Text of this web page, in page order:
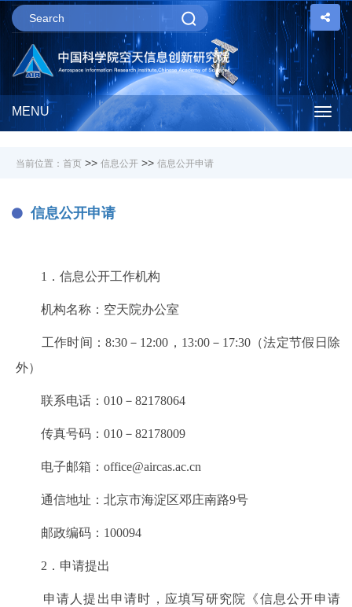
MENU
当前位置： 首页 >> 信息公开 >> 信息公开申请
信息公开申请
1．信息公开工作机构
机构名称：空天院办公室
工作时间：8:30－12:00，13:00－17:30（法定节假日除
外）
联系电话：010－82178064
传真号码：010－82178009
电子邮箱：office@aircas.ac.cn
通信地址：北京市海淀区邓庄南路9号
邮政编码：100094
2．申请提出
申请人提出申请时，应填写研究院《信息公开申请